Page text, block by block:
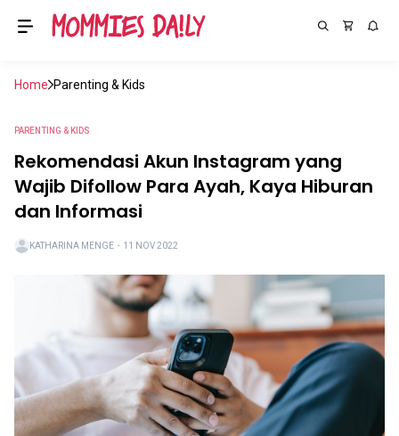
Home Parenting & Kids
PARENTING & KIDS
Rekomendasi Akun Instagram yang
Wajib Difollow Para Ayah, Kaya Hiburan
dan Informasi
KATHARINA MENGE ・ 11 NOV 2022